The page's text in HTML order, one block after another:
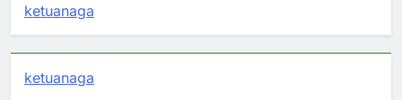
ketuanaga
ketuanaga